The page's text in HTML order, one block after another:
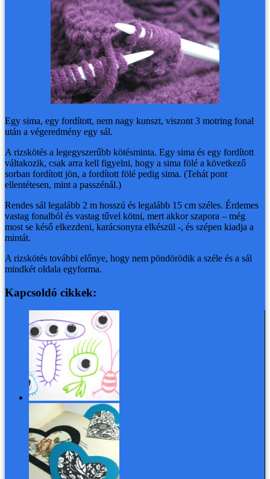
Egy sima, egy fordított, nem nagy kunszt, viszont 3 motring fonal
után a végeredmény egy sál.
A rizskötés a legegyszerűbb kötésminta. Egy sima és egy fordított
váltakozik, csak arra kell figyelni, hogy a sima fölé a következő
sorban fordított jön, a fordított fölé pedig sima. (Tehát pont
ellentétesen, mint a passzénál.)
Rendes sál legalább 2 m hosszú és legalább 15 cm széles. Érdemes
vastag fonalból és vastag tűvel kötni, mert akkor szapora – még
most se késő elkezdeni, karácsonyra elkészül -, és szépen kiadja a
mintát.
A rizskötés további előnye, hogy nem pöndörödik a széle és a sál
mindkét oldala egyforma.
Kapcsoldó cikkek: